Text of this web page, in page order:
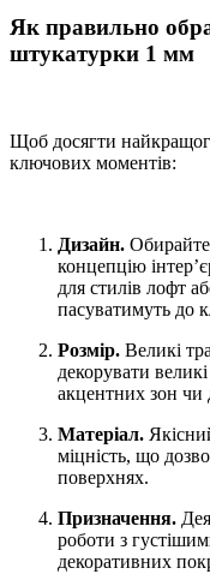
Як правильно
штукатурки 1 мм
Щоб досягти найкращого
ключових моментів:
Дизайн. Обирайте
концепцію
для стилів лофт
пасуватимуть до
Розмір. Великі
декорувати
акцентних зон чи
Матеріал.
міцність, що
поверхнях.
Призначення.
роботи з
декоративних